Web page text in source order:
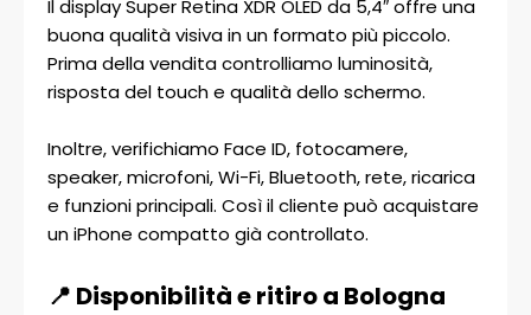
Il display Super Retina XDR OLED da 5,4″ offre una
buona qualità visiva in un formato più piccolo.
Prima della vendita controlliamo luminosità,
risposta del touch e qualità dello schermo.
Inoltre, verifichiamo Face ID, fotocamere,
speaker, microfoni, Wi-Fi, Bluetooth, rete, ricarica
e funzioni principali. Così il cliente può acquistare
un iPhone compatto già controllato.
📍 Disponibilità e ritiro a Bologna